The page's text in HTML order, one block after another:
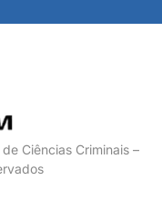
Ciências Criminais –